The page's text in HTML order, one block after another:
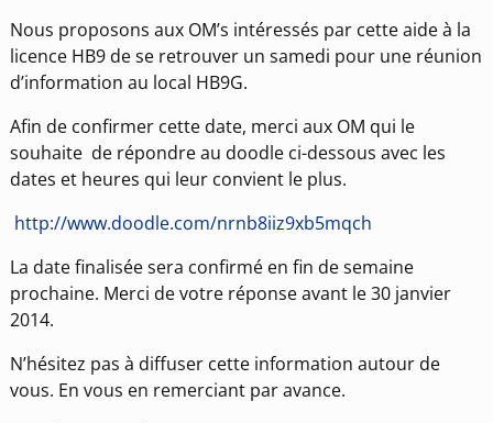
Nous proposons aux OM’s intéressés par cette aide à la
licence HB9 de se retrouver un samedi pour une réunion
d’information au local HB9G.
Afin de confirmer cette date, merci aux OM qui le
souhaite de répondre au doodle ci-dessous avec les
dates et heures qui leur convient le plus.
http://www.doodle.com/nrnb8iiz9xb5mqch
La date finalisée sera confirmé en fin de semaine
prochaine. Merci de votre réponse avant le 30 janvier
2014.
N’hésitez pas à diffuser cette information autour de
vous. En vous en remerciant par avance.